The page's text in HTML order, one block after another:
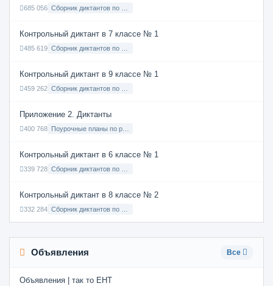
685 056
Контрольный диктант в 7 классе № 1
485 619
Контрольный диктант в 9 классе № 1
459 262
Приложение 2. Диктанты
400 768
Контрольный диктант в 6 классе № 1
339 728
Контрольный диктант в 8 классе № 2
332 284
Объявления Все
Объявления | так то ЕНТ